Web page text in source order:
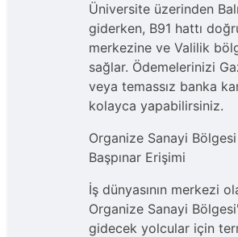
Üniversite üzerinden
giderken, B91 hattı
merkezine ve Valilik
sağlar. Ödemelerinizi
veya temassız banka
kolayca yapabilirsiniz.
Organize Sanayi
Başpınar Erişimi
İş dünyasının merkezi
Organize Sanayi
gidecek yolcular için